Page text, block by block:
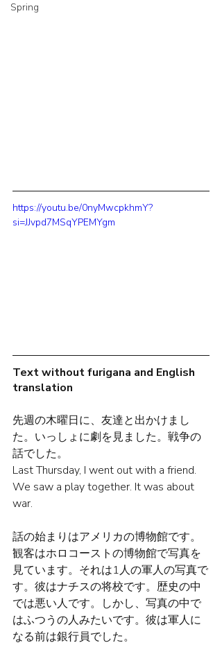
Spring
https://youtu.be/0nyMwcpkhmY?
si=JJvpd7MSqYPEMYgm
Text without furigana and English
translation
先週の木曜日に、友達と出かけまし
た。いっしょに劇を見ました。戦争の
話でした。
Last Thursday, I went out with a friend.
We saw a play together. It was about
war.
話の始まりはアメリカの博物館です。
観客はホロコーストの博物館で写真を
見ています。それは1人の軍人の写真で
す。彼はナチスの将校です。歴史の中
では悪い人です。しかし、写真の中で
はふつうの人みたいです。彼は軍人に
なる前は銀行員でした。